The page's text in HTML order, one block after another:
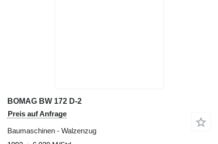
BOMAG BW 172 D-2
Preis auf Anfrage
Baumaschinen - Walzenzug